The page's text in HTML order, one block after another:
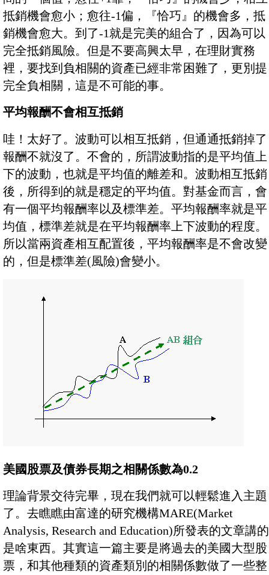
抵銷機會愈小；愈往-1偏，『恰巧』的機會多，抵
銷機會愈大。到了-1就是完美的組合了，因為可以
完全抵銷風險。但是不要高興太早，在理財實務
裡，要找到負相關的資產已經非常困難了，更別提
完全負相關，這是不可能的事。
平均報酬不會相互抵銷
哇！太好了。波動可以相互抵銷，但通通抵銷掉了
報酬不就沒了。不會的，所謂波動指的是平均值上
下的波動，也就是平均值的離差和。波動相互抵銷
後，所得到的就是穩定的平均值。對基金而言，會
有一個平均報酬率以及標準差。平均報酬率就是平
均值，標準差就是在平均報酬率上下波動的程度。
所以當兩資產相互配置後，平均報酬率是不會改變
的，但是標準差(風險)會變小。
美國股票及債券長期之相關係數為0.2
理論背景交待完畢，現在我們就可以輕鬆進入主題
了。去瞧瞧由富達的研究機構MARE(Market
Analysis, Research and Education)所發表的文章講的
是啥東西。其實這一篇主要是將過去的美國大型股
票，和其他種類的資產類別的相關係數做了一些整